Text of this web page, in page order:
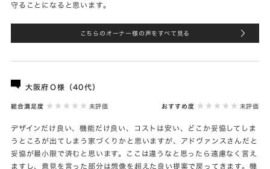
守ることになると思います。
こちらのオーナー様の声をすべて見る
大阪府Ｏ様（40代）
総合満足度 未評価 おすすめ度 未評価
デザインだけ良い、機能だけ良い、コストは安い、どこか妥協してしま
うところが出てしまう家づくりかと思いますが、アドヴァンスさんだと
妥協が最小限で済むと思います。ここは違うなと思ったら遠慮なく言え
ますし、意見を言った部分は想像を超えた良い提案で戻ってきます。機